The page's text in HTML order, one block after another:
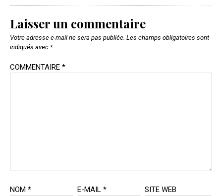
Laisser un commentaire
Votre adresse e-mail ne sera pas publiée. Les champs obligatoires sont
indiqués avec *
COMMENTAIRE *
NOM * E-MAIL * SITE WEB